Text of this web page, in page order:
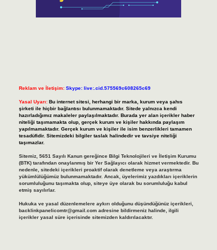
Reklam ve İletişim: Skype: live:.cid.575569c608265c69
Yasal Uyarı: Bu internet sitesi, herhangi bir marka, kurum veya şahıs
şirketi ile hiçbir bağlantısı bulunmamaktadır. Sitede yalnızca kendi
hazırladığımız makaleler paylaşılmaktadır. Burada yer alan içerikler haber
niteliği taşımamakta olup, gerçek kurum ve kişiler hakkında paylaşım
yapılmamaktadır. Gerçek kurum ve kişiler ile isim benzerlikleri tamamen
tesadüfidir. Sitemizdeki bilgiler taslak halindedir ve tavsiye niteliği
taşımazlar.
Sitemiz, 5651 Sayılı Kanun gereğince Bilgi Teknolojileri ve İletişim Kurumu
(BTK) tarafından onaylanmış bir Yer Sağlayıcı olarak hizmet vermektedir. Bu
nedenle, sitedeki içerikleri proaktif olarak denetleme veya araştırma
yükümlülüğümüz bulunmamaktadır. Ancak, üyelerimiz yazdıkları içeriklerin
sorumluluğunu taşımakta olup, siteye üye olarak bu sorumluluğu kabul
etmiş sayılırlar.
Hukuka ve yasal düzenlemelere aykırı olduğunu düşündüğünüz içerikleri,
backlinkpanelicomtr@gmail.comadresine bildirmeniz halinde, ilgili
içerikler yasal süre içerisinde sitemizden kaldırılacaktır.